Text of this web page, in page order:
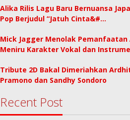
Alika Rilis Lagu Baru Bernuansa
Pop Berjudul “Jatuh Cinta&#…
Mick Jagger Menolak Pemanfaatan
Meniru Karakter Vokal dan
Tribute 2D Bakal Dimeriahkan
Pramono dan Sandhy Sondoro
Recent Post